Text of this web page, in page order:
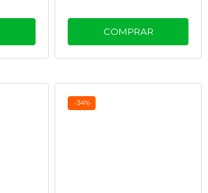
COMPRAR
-34%